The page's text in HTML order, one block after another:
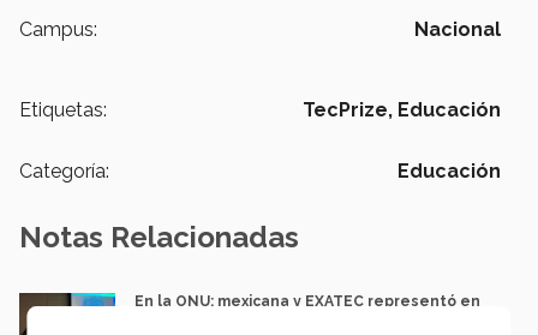
Campus:
Nacional
Etiquetas: TecPrize, Educación
Categoría: Educación
Notas Relacionadas
En la ONU: mexicana y EXATEC representó en